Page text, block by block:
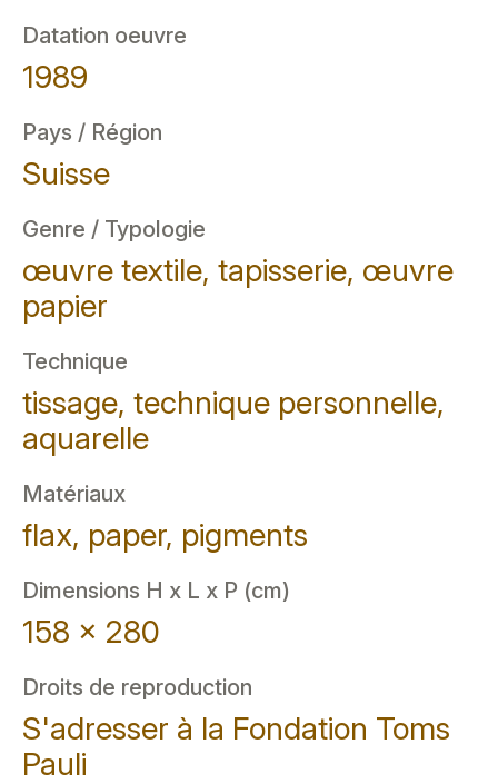
Datation oeuvre
1989
Pays / Région
Suisse
Genre / Typologie
œuvre textile, tapisserie, œuvre
papier
Technique
tissage, technique personnelle,
aquarelle
Matériaux
flax, paper, pigments
Dimensions H x L x P (cm)
158 x 280
Droits de reproduction
S'adresser à la Fondation Toms
Pauli